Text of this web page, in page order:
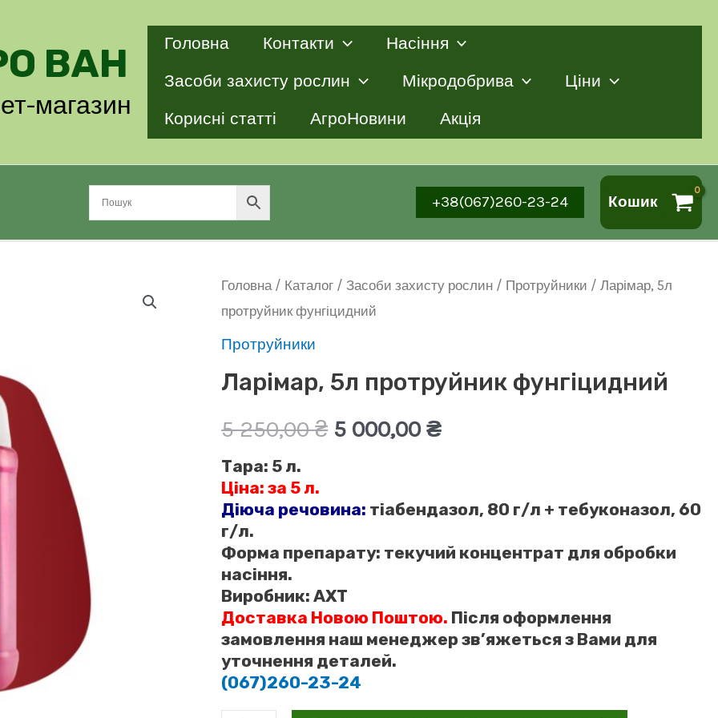
ВАН
магазин
Головна Контакти Насіння
Засоби захисту рослин Мікродобрива Ціни
Корисні статті АгроНовини Акція
+38(067)260-23-24 Кошик
Головна/ Каталог / Засоби захисту рослин / Протруйники / Ларімар, 5л
протруйник фунгіцидний
Протруйники
Ларімар, 5л протруйник фунгіцидний
5 250,00₴ Оригінальна
5
250,00 ₴.
5 000,00₴Поточна
5
000,00 ₴.
Тара: 5 л.
Ціна: за 5 л.
Діюча речовина: тіабендазол, 80 г/л + тебуконазол, 60
г/л.
Форма препарату: текучий концентрат для обробки
насіння.
Виробник: АХТ
Доставка Новою Поштою. Після оформлення
замовлення наш менеджер зв’яжеться з Вами для
уточнення деталей.
(067)260-23-24